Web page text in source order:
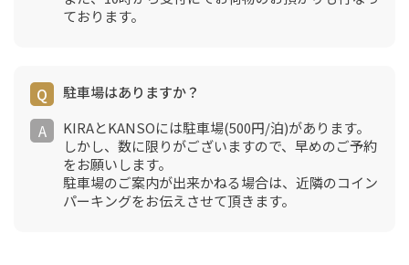
ております。
駐車場はありますか？
KIRAとKANSOには駐車場(500円/泊)があります。
しかし、数に限りがございますので、早めのご予約
をお願いします。
駐車場のご案内が出来かねる場合は、近隣のコイン
パーキングをお伝えさせて頂きます。